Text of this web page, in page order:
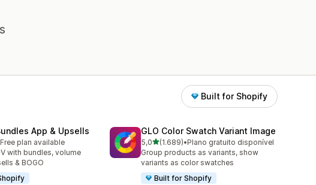
Built for Shopify
App & Upsells
Free plan available
with bundles, volume
& BOGO
GLO Color Swatch Variant Image
5,0de 5 estrelas
(1.689)
1689 total de avaliações
•Plano gratuito disponível
Group products as variants, show
variants as color swatches
Built for Shopify